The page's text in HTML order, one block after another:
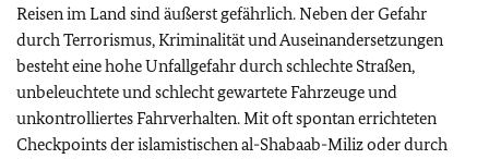
Reisen im Land sind äußerst gefährlich. Neben der Gefahr
durch Terrorismus, Kriminalität und Auseinandersetzungen
besteht eine hohe Unfallgefahr durch schlechte Straßen,
unbeleuchtete und schlecht gewartete Fahrzeuge und
unkontrolliertes Fahrverhalten. Mit oft spontan errichteten
Checkpoints der islamistischen al-Shabaab-Miliz oder durch